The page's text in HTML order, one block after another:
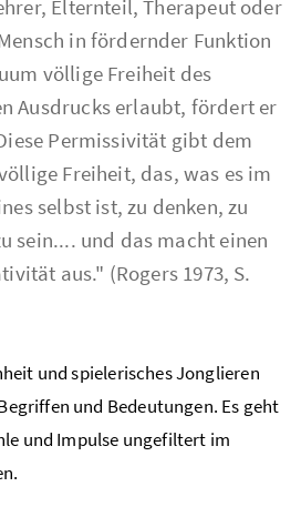
Elternteil, Therapeut oder
in fördernder Funktion
völlige Freiheit des
Ausdrucks erlaubt, fördert er
Permissivität gibt dem
Freiheit, das, was es im
selbst ist, zu denken, zu
sein.... und das macht einen
aus." (Rogers 1973, S.
und spielerisches Jonglieren
und Bedeutungen. Es geht
und Impulse ungefiltert im